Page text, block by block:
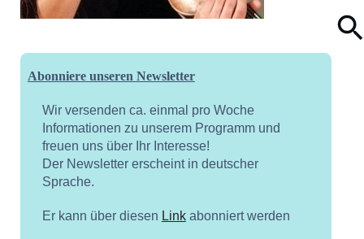
Abonniere unseren Newsletter
Wir versenden ca. einmal pro Woche
Informationen zu unserem Programm und
freuen uns über Ihr Interesse!
Der Newsletter erscheint in deutscher
Sprache.
Er kann über diesen Linkabonniert werden